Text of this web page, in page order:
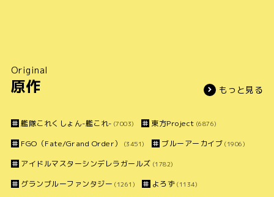
Original
原作 もっと見る
艦隊これくしょん-艦これ- (7003) 東方Project (6876)
FGO（Fate/Grand Order） (3451) ブルーアーカイブ (1906)
アイドルマスターシンデレラガールズ (1782)
グランブルーファンタジー (1261) よろず (1134)